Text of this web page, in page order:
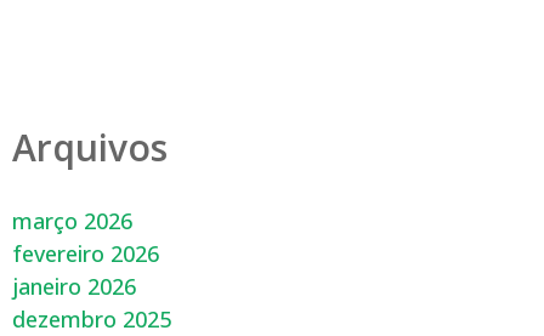
Arquivos
março 2026
fevereiro 2026
janeiro 2026
dezembro 2025